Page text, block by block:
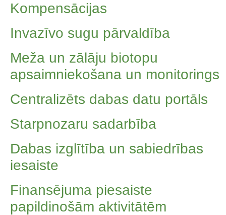
Kompensācijas
Invazīvo sugu pārvaldība
Meža un zālāju biotopu
apsaimniekošana un monitorings
Centralizēts dabas datu portāls
Starpnozaru sadarbība
Dabas izglītība un sabiedrības
iesaiste
Finansējuma piesaiste
papildinošām aktivitātēm